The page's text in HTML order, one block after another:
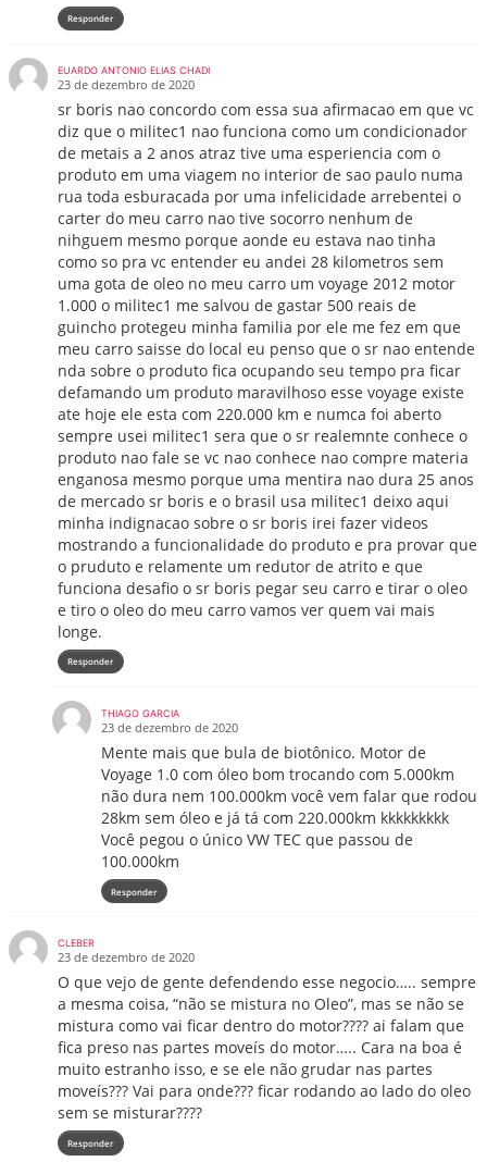
Responder
EUARDO ANTONIO ELIAS CHADI
23 de dezembro de 2020
sr boris nao concordo com essa sua afirmacao em que vc
diz que o militec1 nao funciona como um condicionador
de metais a 2 anos atraz tive uma esperiencia com o
produto em uma viagem no interior de sao paulo numa
rua toda esburacada por uma infelicidade arrebentei o
carter do meu carro nao tive socorro nenhum de
nihguem mesmo porque aonde eu estava nao tinha
como so pra vc entender eu andei 28 kilometros sem
uma gota de oleo no meu carro um voyage 2012 motor
1.000 o militec1 me salvou de gastar 500 reais de
guincho protegeu minha familia por ele me fez em que
meu carro saisse do local eu penso que o sr nao entende
nda sobre o produto fica ocupando seu tempo pra ficar
defamando um produto maravilhoso esse voyage existe
ate hoje ele esta com 220.000 km e numca foi aberto
sempre usei militec1 sera que o sr realemnte conhece o
produto nao fale se vc nao conhece nao compre materia
enganosa mesmo porque uma mentira nao dura 25 anos
de mercado sr boris e o brasil usa militec1 deixo aqui
minha indignacao sobre o sr boris irei fazer videos
mostrando a funcionalidade do produto e pra provar que
o pruduto e relamente um redutor de atrito e que
funciona desafio o sr boris pegar seu carro e tirar o oleo
e tiro o oleo do meu carro vamos ver quem vai mais
longe.
Responder
THIAGO GARCIA
23 de dezembro de 2020
Mente mais que bula de biotônico. Motor de
Voyage 1.0 com óleo bom trocando com 5.000km
não dura nem 100.000km você vem falar que rodou
28km sem óleo e já tá com 220.000km kkkkkkkkk
Você pegou o único VW TEC que passou de
100.000km
Responder
CLEBER
23 de dezembro de 2020
O que vejo de gente defendendo esse negocio….. sempre
a mesma coisa, “não se mistura no Oleo”, mas se não se
mistura como vai ficar dentro do motor???? ai falam que
fica preso nas partes moveís do motor….. Cara na boa é
muito estranho isso, e se ele não grudar nas partes
moveís??? Vai para onde??? ficar rodando ao lado do oleo
sem se misturar????
Responder